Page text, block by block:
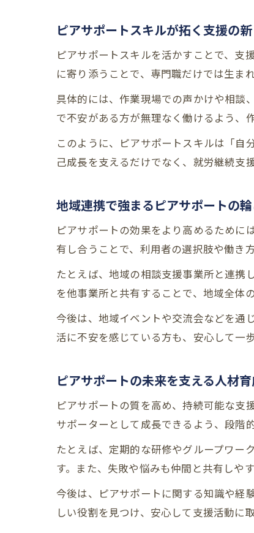
ピアサポートスキルが拓く支援の
ピアサポートスキルを活かすことで、支
に寄り添うことで、専門職だけでは生ま
具体的には、作業現場での声かけや相談
で不安がある方が無理なく働けるよう、
このように、ピアサポートスキルは「自
己成長を支えるだけでなく、就労継続支
地域連携で強まるピアサポートの
ピアサポートの効果をより高めるために
有し合うことで、利用者の選択肢や働き
たとえば、地域の相談支援事業所と連携
を他事業所と共有することで、地域全体
今後は、地域イベントや交流会などを通
活に不安を感じている方も、安心して一
ピアサポートの未来を支える人材
ピアサポートの質を高め、持続可能な支
サポーターとして成長できるよう、段階
たとえば、定期的な研修やグループワー
す。また、失敗や悩みも仲間と共有しや
今後は、ピアサポートに関する知識や経
しい役割を見つけ、安心して支援活動に